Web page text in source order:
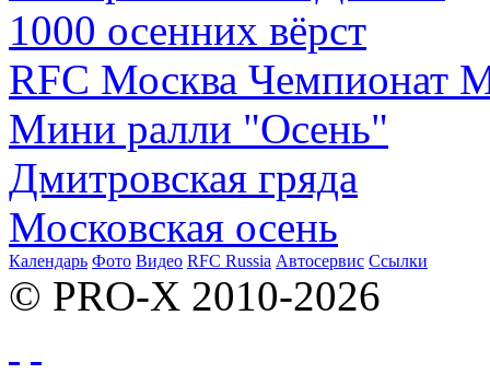
1000 осенних вёрст
RFC Москва Чемпионат
Мини ралли "Осень"
Дмитровская гряда
Московская осень
Календарь Фото Видео RFC Russia Автосервис Ссылки
© PRO-X 2010-2026